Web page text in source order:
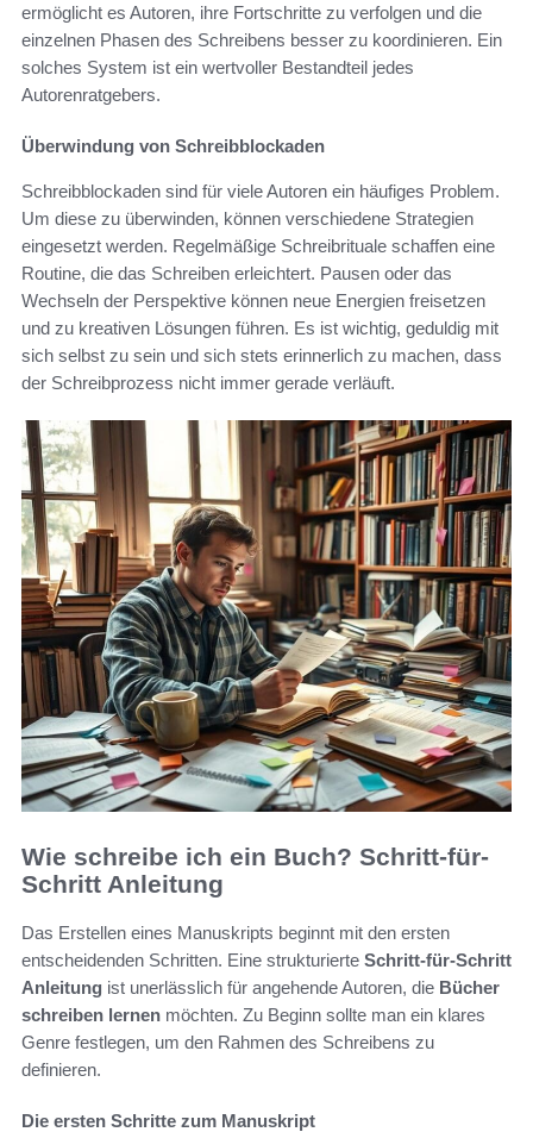
ermöglicht es Autoren, ihre Fortschritte zu verfolgen und die
einzelnen Phasen des Schreibens besser zu koordinieren. Ein
solches System ist ein wertvoller Bestandteil jedes
Autorenratgebers.
Überwindung von Schreibblockaden
Schreibblockaden sind für viele Autoren ein häufiges Problem.
Um diese zu überwinden, können verschiedene Strategien
eingesetzt werden. Regelmäßige Schreibrituale schaffen eine
Routine, die das Schreiben erleichtert. Pausen oder das
Wechseln der Perspektive können neue Energien freisetzen
und zu kreativen Lösungen führen. Es ist wichtig, geduldig mit
sich selbst zu sein und sich stets erinnerlich zu machen, dass
der Schreibprozess nicht immer gerade verläuft.
Wie schreibe ich ein Buch? Schritt-für-
Schritt Anleitung
Das Erstellen eines Manuskripts beginnt mit den ersten
entscheidenden Schritten. Eine strukturierte Schritt-für-Schritt
Anleitung ist unerlässlich für angehende Autoren, die Bücher
schreiben lernen möchten. Zu Beginn sollte man ein klares
Genre festlegen, um den Rahmen des Schreibens zu
definieren.
Die ersten Schritte zum Manuskript